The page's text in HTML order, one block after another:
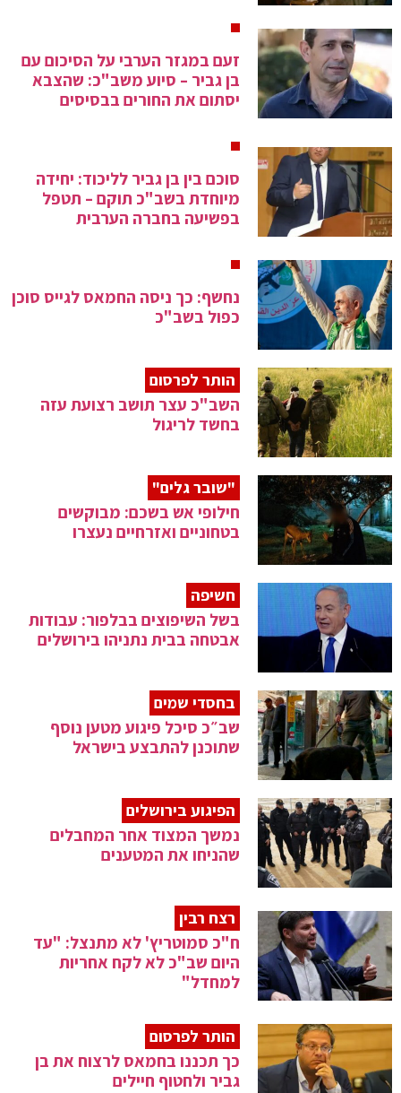
בעולם. אבטחת מידע ביטחוני ומדיני והגנת סייבר.
סיווג ביטחוני: השב"כ אחראי על קביעת סיווג ביטחוני
לתפקידים ולמשרות, ועל קביעת ההתאמה הביטחונית של
המיועדים לתפקיד או למשרה מסווגים, בשירות הציבורי
ובגופים נוספים, בהתאם להחלטות הממשלה.
מטה השב"כ שוכן בצפון
תל אביב
מקור:ויקיפדיה
זעם במגזר הערבי על הסיכום עם
בן גביר – סיוע משב"כ: שהצבא
יסתום את החורים בבסיסים
סוכם בין בן גביר לליכוד: יחידה
מיוחדת בשב"כ תוקם – תטפל
בפשיעה בחברה הערבית
נחשף: כך ניסה החמאס לגייס סוכן
כפול בשב"כ
הותר לפרסום
השב"כ עצר תושב רצועת עזה
בחשד לריגול
"שובר גלים"
חילופי אש בשכם: מבוקשים
בטחוניים ואזרחיים נעצרו
חשיפה
בשל השיפוצים בבלפור: עבודות
אבטחה בבית נתניהו בירושלים
בחסדי שמים
שב״כ סיכל פיגוע מטען נוסף
שתוכנן להתבצע בישראל
הפיגוע בירושלים
נמשך המצוד אחר המחבלים
שהניחו את המטענים
רצח רבין
ח"כ סמוטריץ' לא מתנצל: "עד
היום שב"כ לא לקח אחריות
למחדל"
הותר לפרסום
כך תכננו בחמאס לרצוח את בן
גביר ולחטוף חיילים